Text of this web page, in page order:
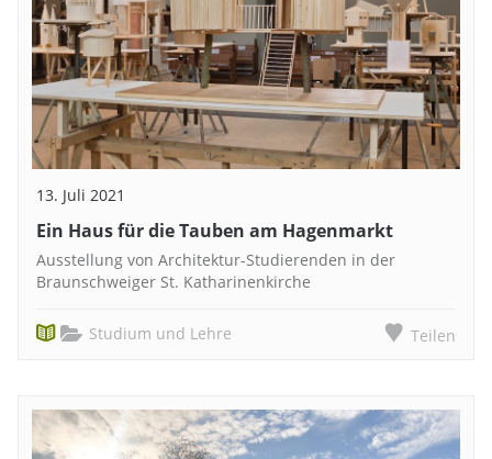
13. Juli 2021
Ein Haus für die Tauben am Hagenmarkt
Ausstellung von Architektur-Studierenden in der
Braunschweiger St. Katharinenkirche
Studium und Lehre Teilen